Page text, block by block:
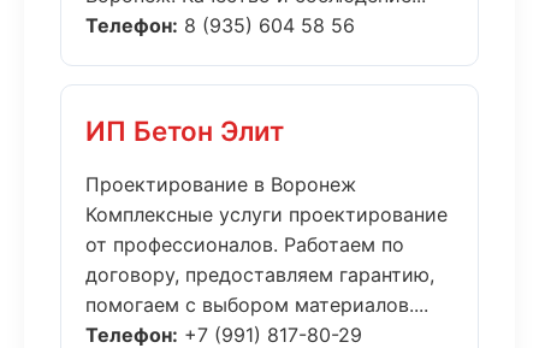
Телефон: 8 (935) 604 58 56
ИП Бетон Элит
Проектирование в Воронеж
Комплексные услуги проектирование
от профессионалов. Работаем по
договору, предоставляем гарантию,
помогаем с выбором материалов....
Телефон: +7 (991) 817-80-29